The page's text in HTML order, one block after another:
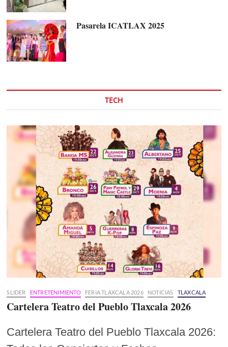
Pasarela ICATLAX 2025
TECH
SLIDER ENTRETENIMIENTO FERIA TLAXCALA 2026 NOTICIAS TLAXCALA
Cartelera Teatro del Pueblo Tlaxcala 2026
Cartelera Teatro del Pueblo Tlaxcala 2026: